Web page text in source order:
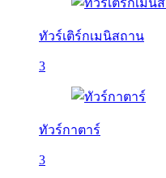
ทัวร์เติร์กเมนิสถาน
3
ทัวร์กาตาร์
3